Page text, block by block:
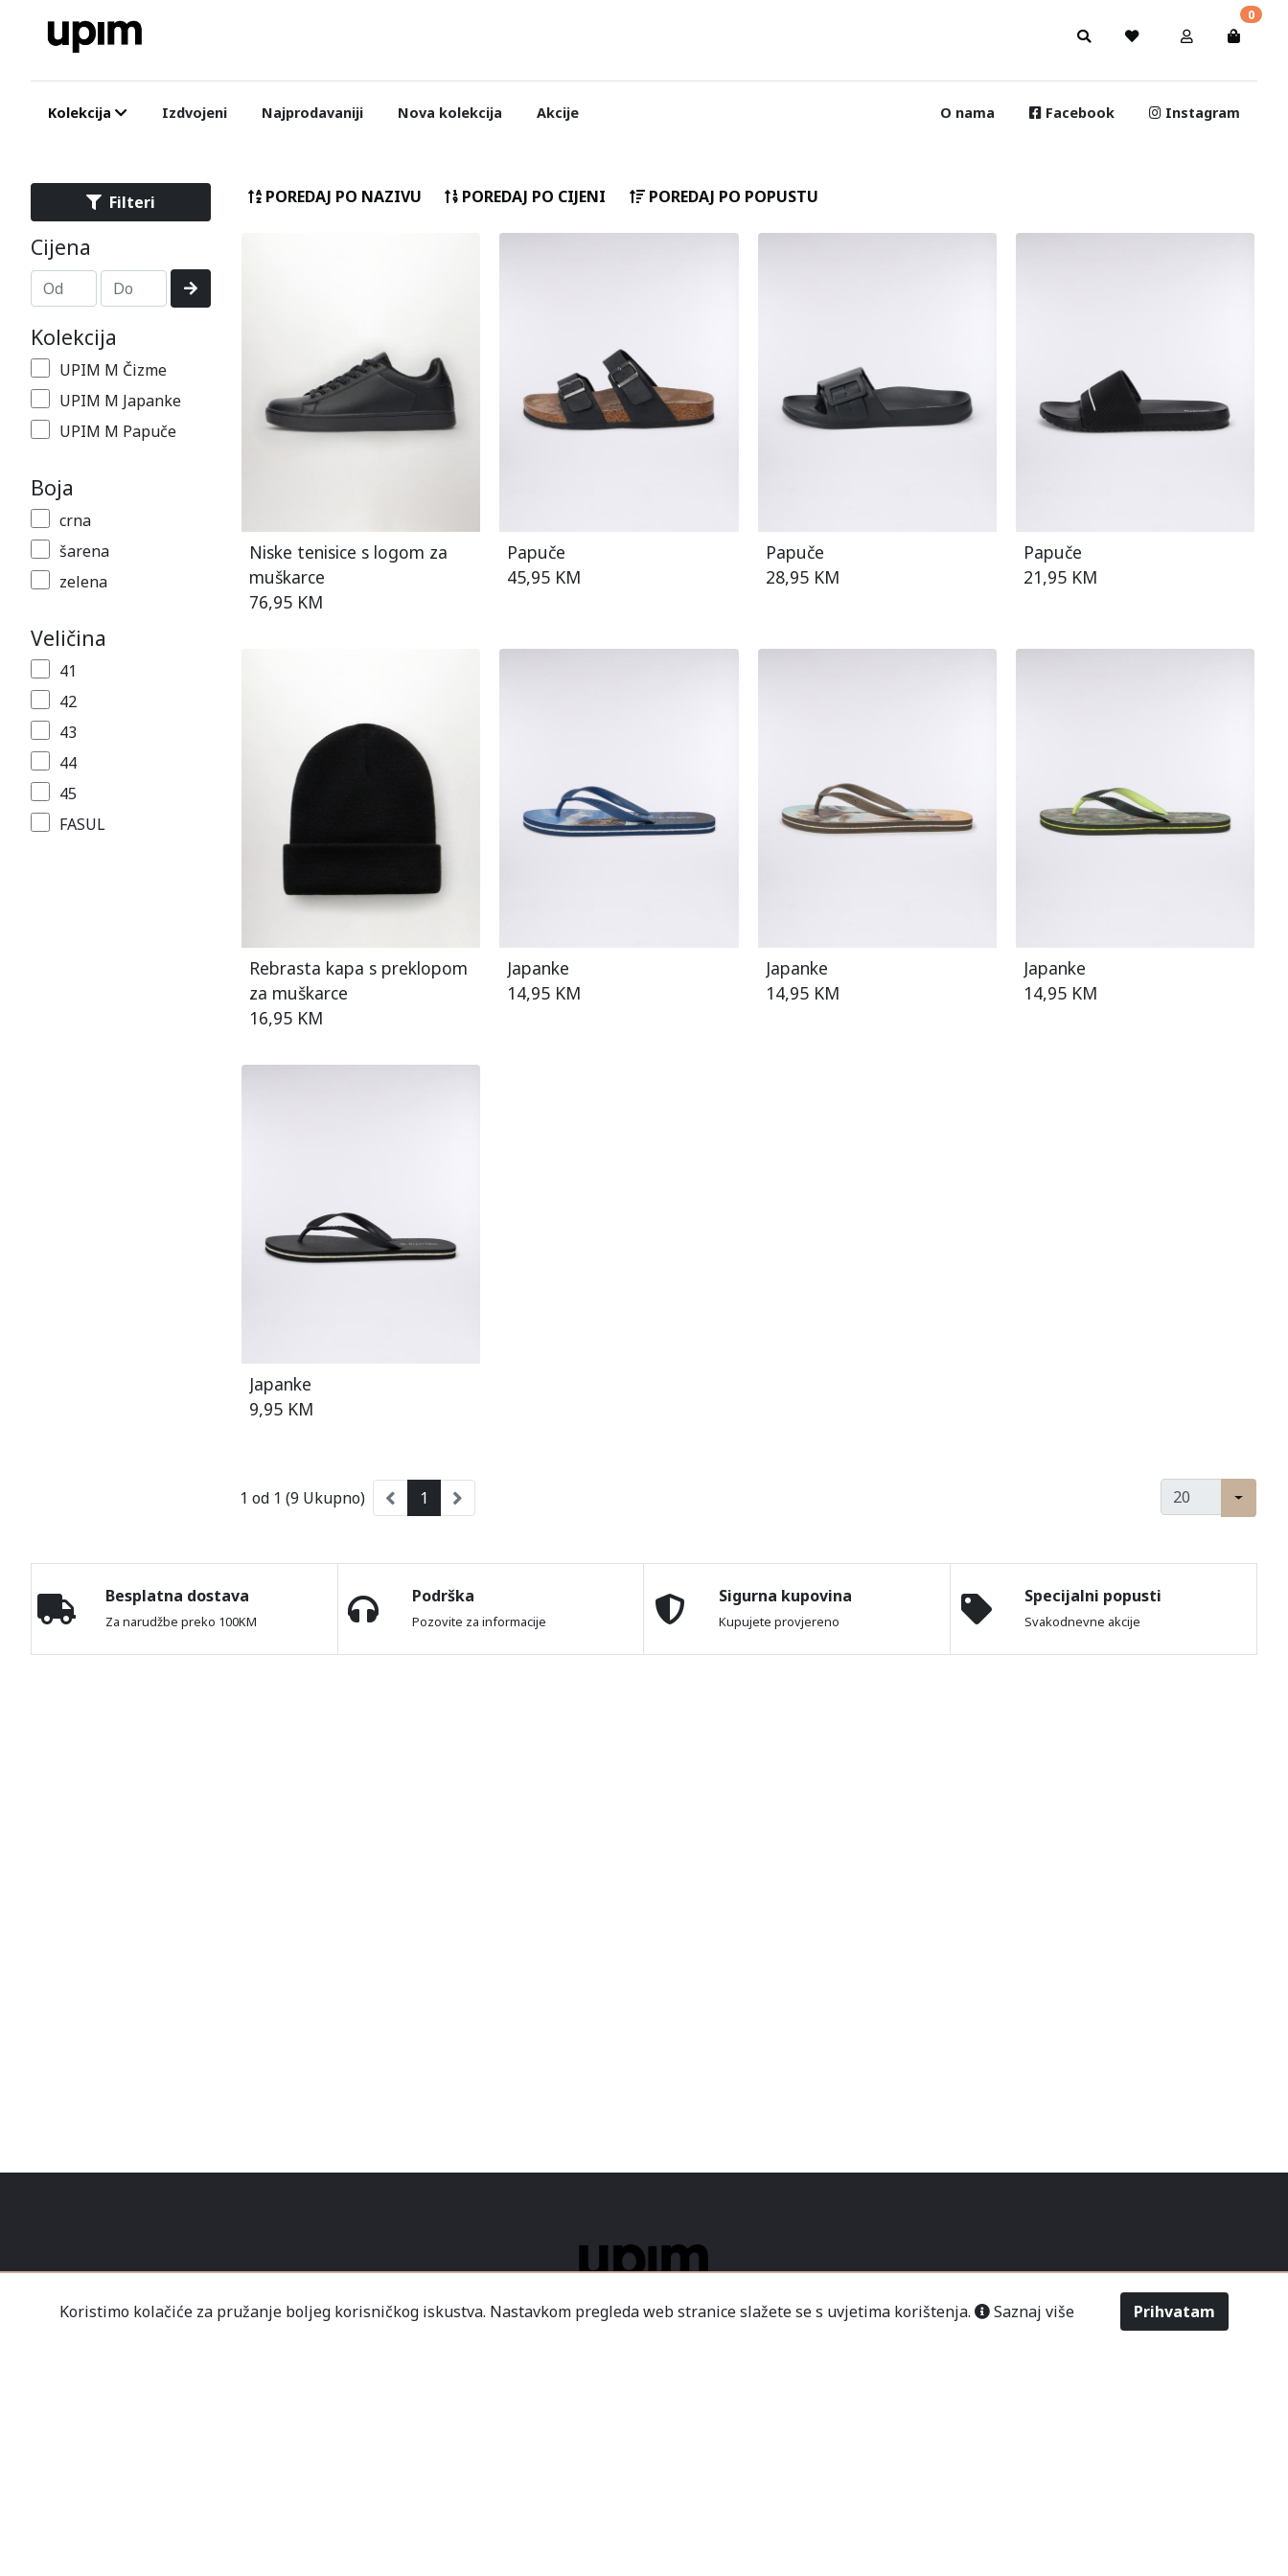
Koristimo kolačiće za pružanje boljeg korisničkog iskustva. Nastavkom pregleda web stranice slažete se s uvjetima korištenja. Saznaj više Prihvatam
0
Kolekcija Izdvojeni Najprodavaniji Nova kolekcija Akcije O nama Facebook Instagram
Filteri
Cijena
Kolekcija
UPIM M Čizme
UPIM M Japanke
UPIM M Papuče
Boja
crna
šarena
zelena
Veličina
41
42
43
44
45
FASUL
POREDAJ PO NAZIVU POREDAJ PO CIJENI POREDAJ PO POPUSTU
Niske tenisice s logom za
muškarce
76,95 KM
Papuče
45,95 KM
Papuče
28,95 KM
Papuče
21,95 KM
Rebrasta kapa s preklopom
za muškarce
16,95 KM
Japanke
14,95 KM
Japanke
14,95 KM
Japanke
14,95 KM
Japanke
9,95 KM
1 od 1 (9 Ukupno) 1
Besplatna dostava
Za narudžbe preko 100KM
Podrška
Pozovite za informacije
Sigurna kupovina
Kupujete provjereno
Specijalni popusti
Svakodnevne akcije